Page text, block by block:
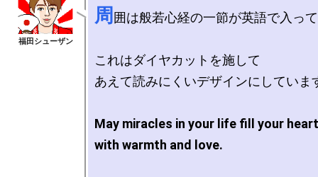
周 囲は般若心経の一節が英語で入っ
これはダイヤカットを施して
あえて読みにくいデザインにしていま
May miracles in your life fill your
with warmth and love.